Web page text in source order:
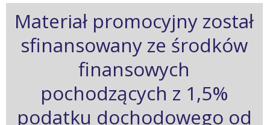
Materiał promocyjny został
sfinansowany ze środków
finansowych
pochodzących z 1,5%
podatku dochodowego od